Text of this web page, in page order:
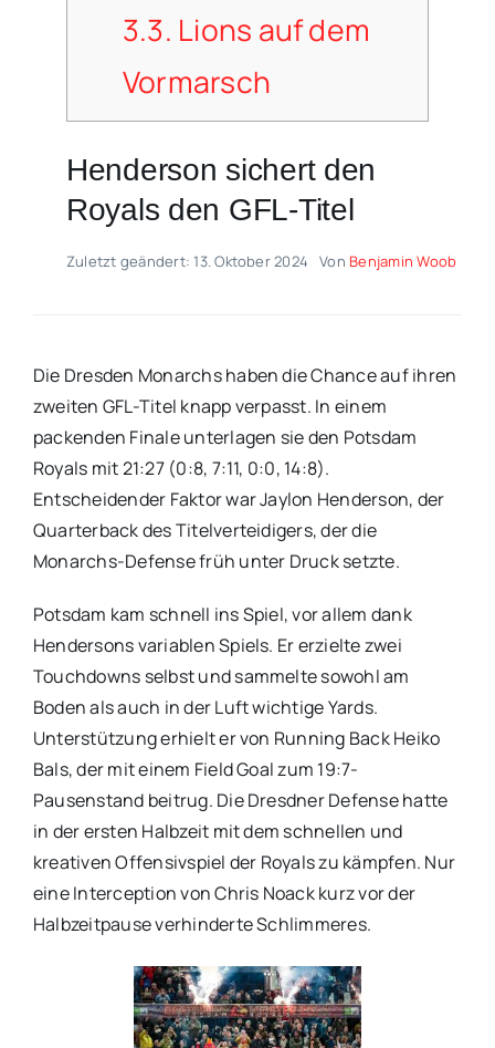
3.3. Lions auf dem
Vormarsch
Henderson sichert den
Royals den GFL-Titel
Zuletzt geändert: 13. Oktober 2024 Von Benjamin Woob
Die Dresden Monarchs haben die Chance auf ihren
zweiten GFL-Titel knapp verpasst. In einem
packenden Finale unterlagen sie den Potsdam
Royals mit 21:27 (0:8, 7:11, 0:0, 14:8).
Entscheidender Faktor war Jaylon Henderson, der
Quarterback des Titelverteidigers, der die
Monarchs-Defense früh unter Druck setzte.
Potsdam kam schnell ins Spiel, vor allem dank
Hendersons variablen Spiels. Er erzielte zwei
Touchdowns selbst und sammelte sowohl am
Boden als auch in der Luft wichtige Yards.
Unterstützung erhielt er von Running Back Heiko
Bals, der mit einem Field Goal zum 19:7-
Pausenstand beitrug. Die Dresdner Defense hatte
in der ersten Halbzeit mit dem schnellen und
kreativen Offensivspiel der Royals zu kämpfen. Nur
eine Interception von Chris Noack kurz vor der
Halbzeitpause verhinderte Schlimmeres.